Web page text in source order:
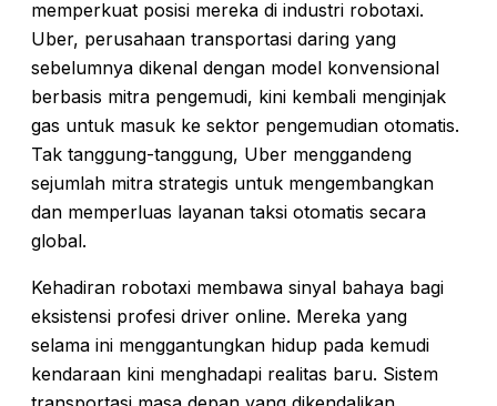
memperkuat posisi mereka di industri robotaxi.
Uber, perusahaan transportasi daring yang
sebelumnya dikenal dengan model konvensional
berbasis mitra pengemudi, kini kembali menginjak
gas untuk masuk ke sektor pengemudian otomatis.
Tak tanggung-tanggung, Uber menggandeng
sejumlah mitra strategis untuk mengembangkan
dan memperluas layanan taksi otomatis secara
global.
Kehadiran robotaxi membawa sinyal bahaya bagi
eksistensi profesi driver online. Mereka yang
selama ini menggantungkan hidup pada kemudi
kendaraan kini menghadapi realitas baru. Sistem